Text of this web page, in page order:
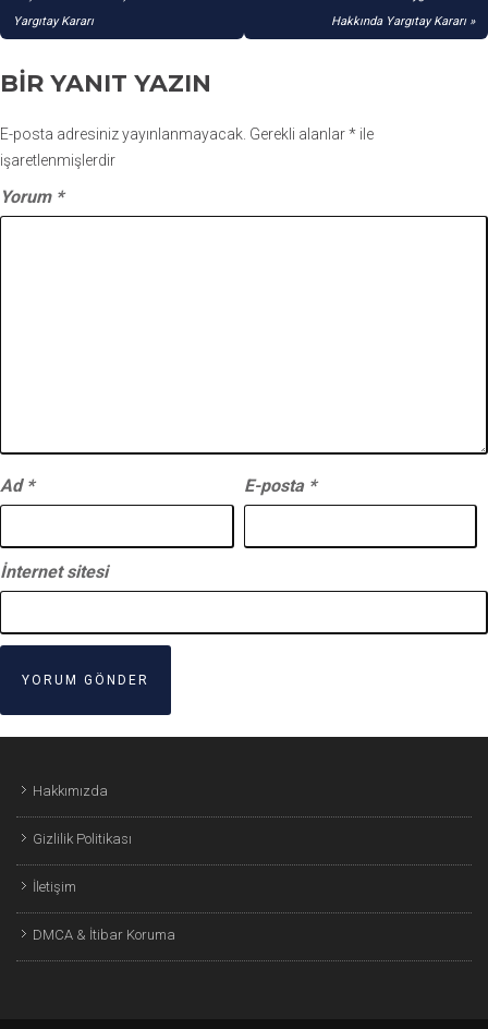
Yargıtay Kararı
Hakkında Yargıtay Kararı
BIR YANIT YAZIN
E-posta adresiniz yayınlanmayacak. Gerekli alanlar* ile
işaretlenmişlerdir
Yorum *
Ad * E-posta *
İnternet sitesi
Hakkımızda
Gizlilik Politikası
İletişim
DMCA & İtibar Koruma